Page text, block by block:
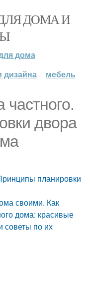
ДОМА И
дома
дизайна мебель
двора
планировки
своими. Как
дома: красивые
советы по их